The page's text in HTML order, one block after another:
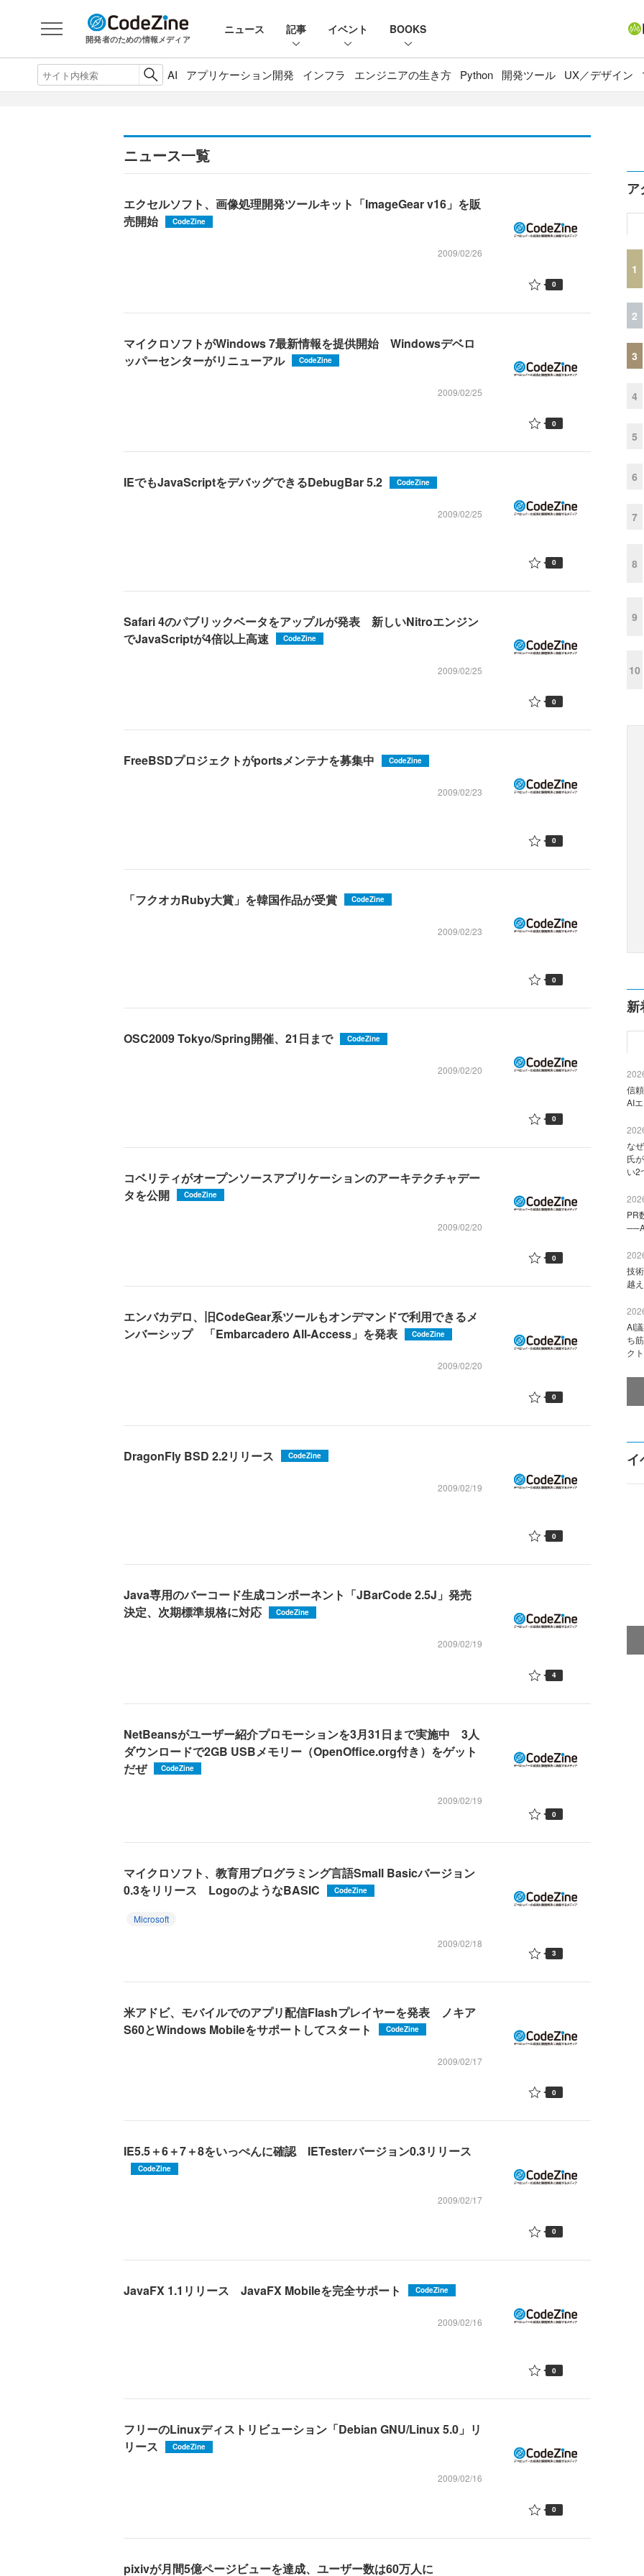
開発者のための情報メディア
ニュース 記事 イベント BOOKS
AI アプリケーション開発 インフラ エンジニアの生き方 Python 開発ツール UX／デザイン
ニュース一覧
エクセルソフト、画像処理開発ツールキット「ImageGear v16」を販
売開始
CodeZine
2009/02/26
0
マイクロソフトがWindows 7最新情報を提供開始 Windowsデベロ
ッパーセンターがリニューアル
CodeZine
2009/02/25
0
IEでもJavaScriptをデバッグできるDebugBar 5.2 CodeZine
2009/02/25
0
Safari 4のパブリックベータをアップルが発表 新しいNitroエンジン
でJavaScriptが4倍以上高速
CodeZine
2009/02/25
0
FreeBSDプロジェクトがportsメンテナを募集中 CodeZine
2009/02/23
0
「フクオカRuby大賞」を韓国作品が受賞 CodeZine
2009/02/23
0
OSC2009 Tokyo/Spring開催、21日まで CodeZine
2009/02/20
0
コベリティがオープンソースアプリケーションのアーキテクチャデー
タを公開
CodeZine
2009/02/20
0
エンバカデロ、旧CodeGear系ツールもオンデマンドで利用できるメ
ンバーシップ 「Embarcadero All-Access」を発表
CodeZine
2009/02/20
0
DragonFly BSD 2.2リリース CodeZine
2009/02/19
0
Java専用のバーコード生成コンポーネント「JBarCode 2.5J」発売
決定、次期標準規格に対応
CodeZine
2009/02/19
4
NetBeansがユーザー紹介プロモーションを3月31日まで実施中 3人
ダウンロードで2GB USBメモリー（OpenOffice.org付き）をゲット
だぜ
CodeZine
2009/02/19
0
マイクロソフト、教育用プログラミング言語Small Basicバージョン
0.3をリリース LogoのようなBASIC
CodeZine
Microsoft
2009/02/18
3
米アドビ、モバイルでのアプリ配信Flashプレイヤーを発表 ノキア
S60とWindows Mobileをサポートしてスタート
CodeZine
2009/02/17
0
IE5.5＋6＋7＋8をいっぺんに確認 IETesterバージョン0.3リリース
CodeZine
2009/02/17
0
JavaFX 1.1リリース JavaFX Mobileを完全サポート CodeZine
2009/02/16
0
フリーのLinuxディストリビューション「Debian GNU/Linux 5.0」リ
リース
CodeZine
2009/02/16
0
pixivが月間5億ページビューを達成、ユーザー数は60万人に
ア
1
2
3
4
5
6
7
8
9
10
新
信
AI
な
氏
い2
PR
技
越
AI
ち
ク
イ